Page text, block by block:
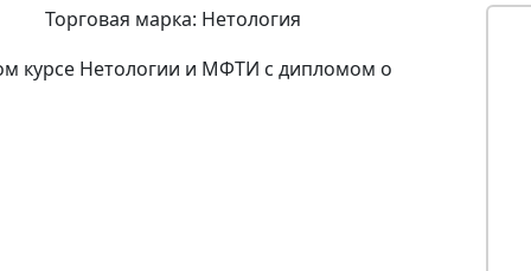
Торговая марка: Нетология
курсе Нетологии и МФТИ с дипломом о